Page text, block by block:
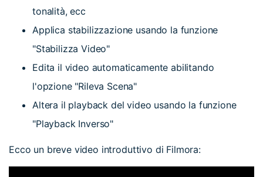
tonalità, ecc
Applica stabilizzazione usando la funzione
"Stabilizza Video"
Edita il video automaticamente abilitando
l'opzione "Rileva Scena"
Altera il playback del video usando la funzione
"Playback Inverso"
Ecco un breve video introduttivo di Filmora: